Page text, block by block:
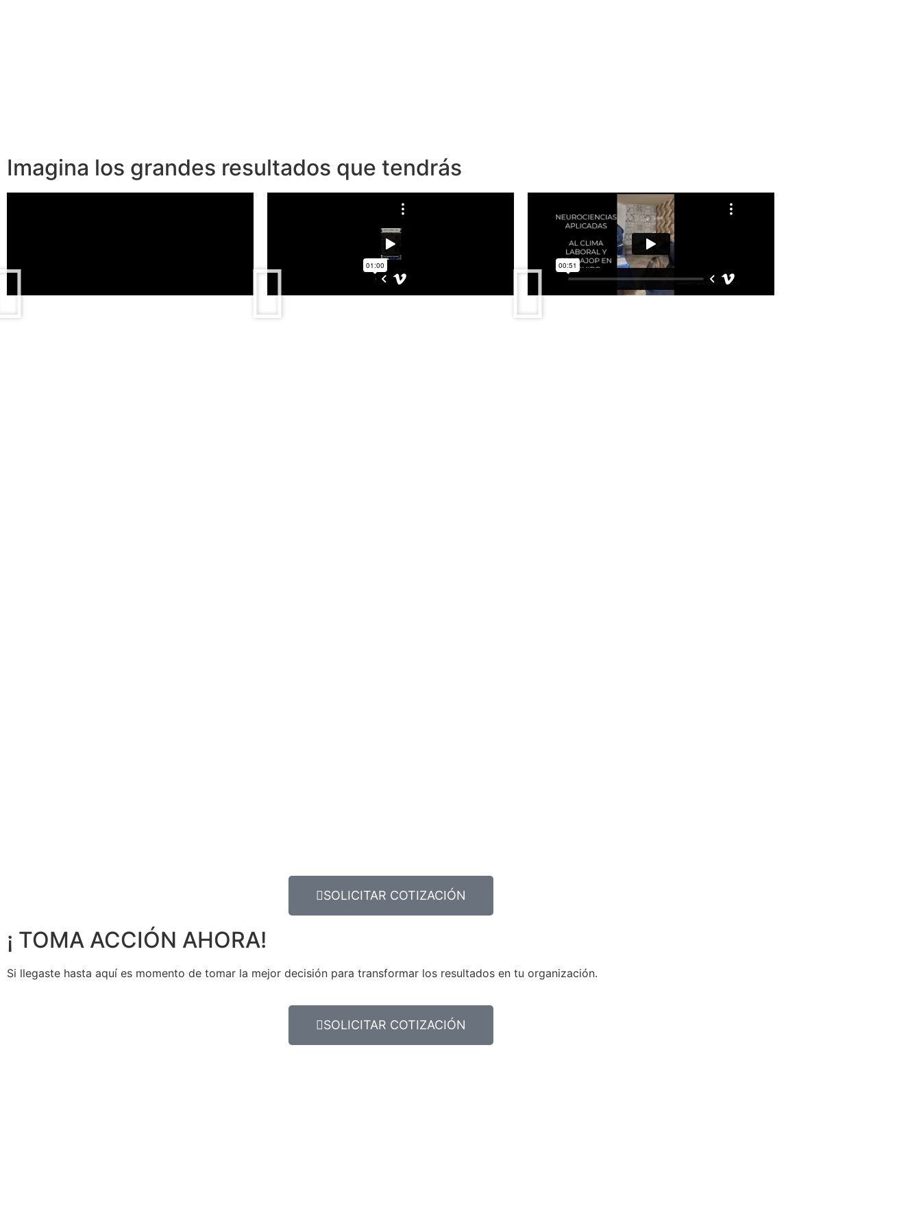
Imagina los grandes resultados que tendrás
SOLICITAR COTIZACIÓN
¡ TOMA ACCIÓN AHORA!
Si llegaste hasta aquí es momento de tomar la mejor decisión para transformar los resultados en tu organización.
SOLICITAR COTIZACIÓN